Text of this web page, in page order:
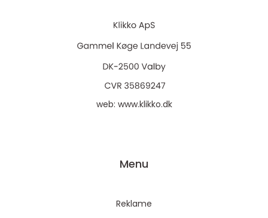
web: www.klikko.dk
Menu
Reklame